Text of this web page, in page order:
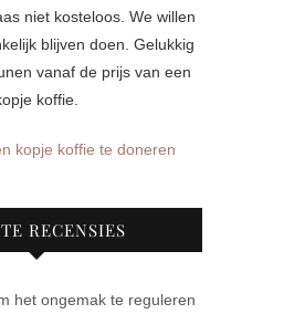
niet kosteloos. We willen
blijven doen. Gelukkig
vanaf de prijs van een
koffie.
kopje koffie te doneren
RECENSIES
het ongemak te reguleren